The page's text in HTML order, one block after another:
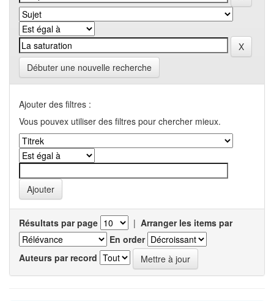
Débuter une nouvelle recherche
Ajouter des filtres :
Vous pouvex utiliser des filtres pour chercher mieux.
Résultats par page | Arranger les items par
En order
Auteurs par record